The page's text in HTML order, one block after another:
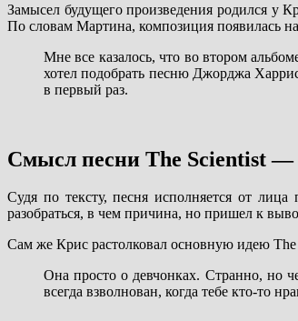
Замысел будущего произведения родился у
По словам Мартина, композиция появилась
Мне все казалось, что во втором
хотел подобрать песню Джорджа
в первый раз.
Смысл песни The Scientist —
Судя по тексту, песня исполняется от
разобраться, в чем причина, но пришел к
Сам же Крис растолковал основную идею The
Она просто о девчонках. Странно,
всегда взволнован, когда тебе кто-то